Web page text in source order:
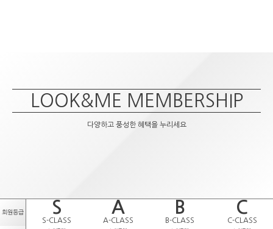
LOOK&ME MEMBERSHIP
다양하고 풍성한 혜택을 누리세요
회원등급 S A B C
S-CLASS A-CLASS B-CLASS C-CLASS